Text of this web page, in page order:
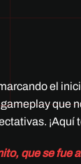
el
que
que se fue